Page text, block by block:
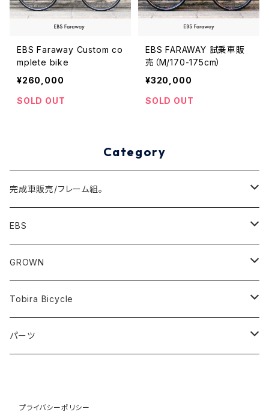
EBS Faraway Custom co
mplete bike
¥260,000
SOLD OUT
EBS FARAWAY 試乗車販
売（M/170-175cm）
¥320,000
SOLD OUT
Category
完成車販売/フレーム組。
Minivelo(~20inch)
Cargo/Family
Commuter
Road
Gravel
EBS
Minivelo (~20 inch)
Horizontal 451
FLOAT 451
700C(~29inch) / 650B(27.5inch)
STUFF
GROWN
CODA
Harvest
RAT
Tobira Bicycle
Model-T
パーツ
フロントラック
プライバシーポリシー